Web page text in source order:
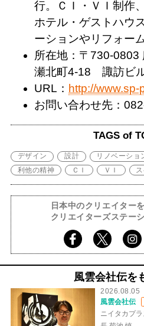
行。ＣＩ・ＶＩ制作
ホテル・ゲストハウ
ーションやリフォー
所在地：〒730-0803
瀬北町4-18 諏訪ビ
URL： http://www.sp-
お問い合わせ先：
TAGS of
デザイン 設計 リノベーショ
利他の精神
ＣＩ ＶＩ
日本中のクリエイター
クリエイターズステー
風雲会社伝を
2026.08.05
風雲会社伝
ニイタカプ